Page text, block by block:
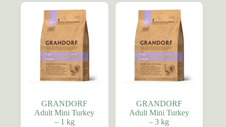
GRANDORF
Adult Mini Turkey
– 1 kg
GRANDORF
Adult Mini Turkey
– 3 kg